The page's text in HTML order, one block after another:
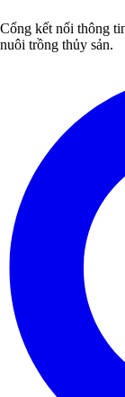
Cổng kết nối thông
nuôi trồng thủy sản.